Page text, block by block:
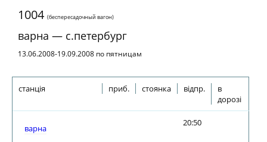
1004 (беспересадочный вагон)
варна — с.петербург
13.06.2008-19.09.2008 по пятницам
станція приб. стоянка відпр.
в
дорозі
варна
20:50